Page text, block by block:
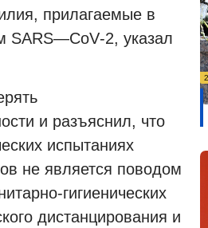
прилагаемые в
SARS—CoV-2, указал
и разъяснил, что
испытаниях
не является поводом
гигиенических
дистанцирования и